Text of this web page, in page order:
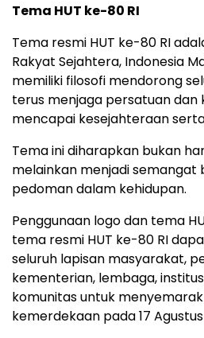
Tema HUT ke-80 RI
Tema resmi HUT ke-80 RI
Rakyat Sejahtera, Indonesia
memiliki filosofi mendorong
terus menjaga persatuan dan
mencapai kesejahteraan
Tema ini diharapkan bukan
melainkan menjadi semangat
pedoman dalam kehidupan.
Penggunaan logo dan tema
tema resmi HUT ke-80 RI
seluruh lapisan masyarakat,
kementerian, lembaga,
komunitas untuk
kemerdekaan pada 17